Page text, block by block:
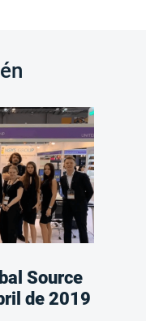
Source
de 2019